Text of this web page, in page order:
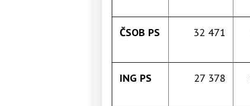
ČSOB PS 32 471
ING PS 27 378